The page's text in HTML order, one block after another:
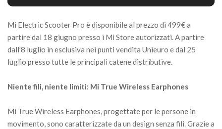
Mi Electric Scooter Pro è disponibile al prezzo di 499€ a
partire dal 18 giugno presso i Mi Store autorizzati. A partire
dall’8 luglio in esclusiva nei punti vendita Unieuro e dal 25
luglio presso tutte le principali catene distributive.
Niente fili, niente limiti: Mi True Wireless Earphones
Mi True Wireless Earphones, progettate per le persone in
movimento, sono caratterizzate da un design senza fili. Grazie a